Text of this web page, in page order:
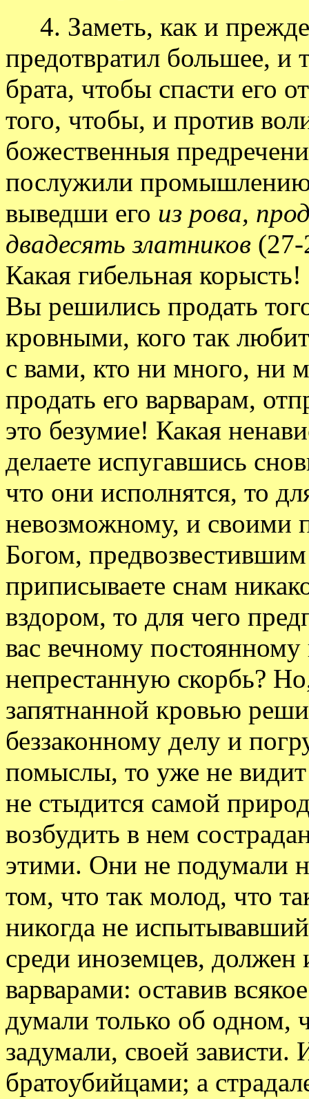
4. Заметь, как и
предотвратил большее, и
брата, чтобы спасти его
того, чтобы, и против
божественныя
послужили
выведши его из рова,
двадесять златников
Какая гибельная
Вы решились продать
кровными, кого так
с вами, кто ни много, ни
продать его варварам,
это безумие! Какая
делаете испугавшись
что они исполнятся, то
невозможному, и своими
Богом,
приписываете снам
вздором, то для чего
вас вечному
непрестанную скорбь?
запятнанной кровью
беззаконному делу и
помыслы, то уже не
не стыдится самой
возбудить в нем
этими. Они не подумали
том, что так молод, что
никогда не
среди иноземцев,
варварами: оставив
думали только об одном,
задумали, своей
братоубийцами; а